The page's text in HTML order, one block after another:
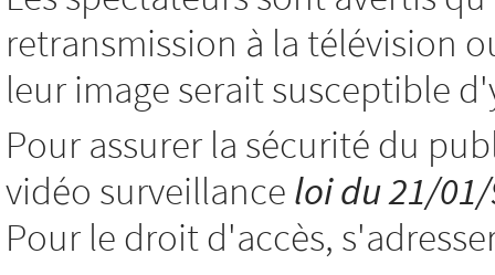
retransmission à la télévision
leur image serait susceptible
Pour assurer la sécurité du
vidéo surveillance loi du 21/
Pour le droit d'accès,